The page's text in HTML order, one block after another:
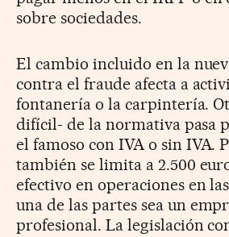
sobre sociedades.
El cambio incluido en la
contra el fraude afecta a
fontanería o la carpintería.
difícil- de la normativa pasa
el famoso con IVA o sin IVA.
también se limita a 2.500
efectivo en operaciones en
una de las partes sea un
profesional. La legislación